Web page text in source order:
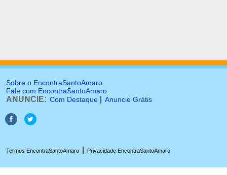
Sobre o EncontraSantoAmaro
Fale com EncontraSantoAmaro
ANUNCIE: Com Destaque Anuncie Grátis
Termos EncontraSantoAmaro Privacidade EncontraSantoAmaro